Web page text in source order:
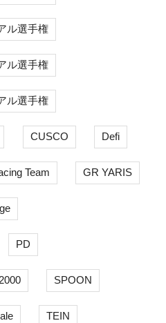
ル選手権
ル選手権
ル選手権
CUSCO Defi
Team GR YARIS
PD
SPOON
TEIN